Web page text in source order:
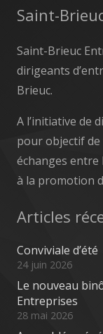
Saint-
Saint-Brieuc
dirigeants
Brieuc.
A l’initiative de
pour objectif
échanges entre
à la promotion
Articles
Conviviale d’été
24 juin 2026
Le nouveau
Entreprises
28 mai 2026